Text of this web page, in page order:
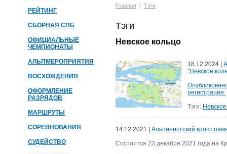
РЕЙТИНГ
СБОРНАЯ СПБ
ОФИЦИАЛЬНЫЕ
ЧЕМПИОНАТЫ
АЛЬПМЕРОПРИЯТИЯ
ВОСХОЖДЕНИЯ
ОФОРМЛЕНИЕ
РАЗРЯДОВ
МАРШРУТЫ
СОРЕВНОВАНИЯ
СУДЕЙСТВО
Главная / Тэги
Тэги
Невское кольцо
18.12.2024 |
"Невское
регистрация.
Тэги:
14.12.2021 | Альпинистский кросс
Состоится 23 декабря 2021 года на